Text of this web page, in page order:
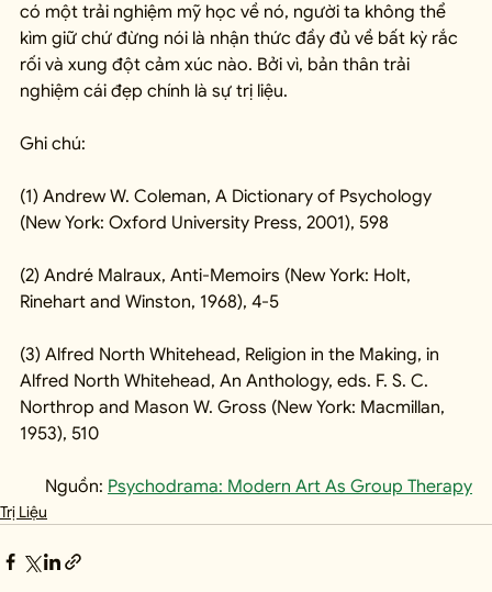
có một trải nghiệm mỹ học về nó, người ta không thể
kìm giữ chứ đừng nói là nhận thức đầy đủ về bất kỳ rắc
rối và xung đột cảm xúc nào. Bởi vì, bản thân trải
nghiệm cái đẹp chính là sự trị liệu.
Ghi chú:
(1) Andrew W. Coleman, A Dictionary of Psychology
(New York: Oxford University Press, 2001), 598
(2) André Malraux, Anti-Memoirs (New York: Holt,
Rinehart and Winston, 1968), 4-5
(3) Alfred North Whitehead, Religion in the Making, in
Alfred North Whitehead, An Anthology, eds. F. S. C.
Northrop and Mason W. Gross (New York: Macmillan,
1953), 510
Nguồn: Psychodrama: Modern Art As Group Therapy
Trị Liệu